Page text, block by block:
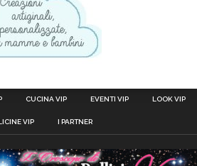
CUCINA VIP EVENTI VIP LOOK VIP
VIP I PARTNER